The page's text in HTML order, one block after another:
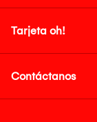
Tarjeta oh!
Contáctanos